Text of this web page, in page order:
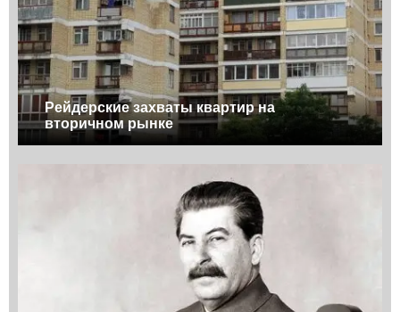
Рейдерские захваты квартир на
вторичном рынке